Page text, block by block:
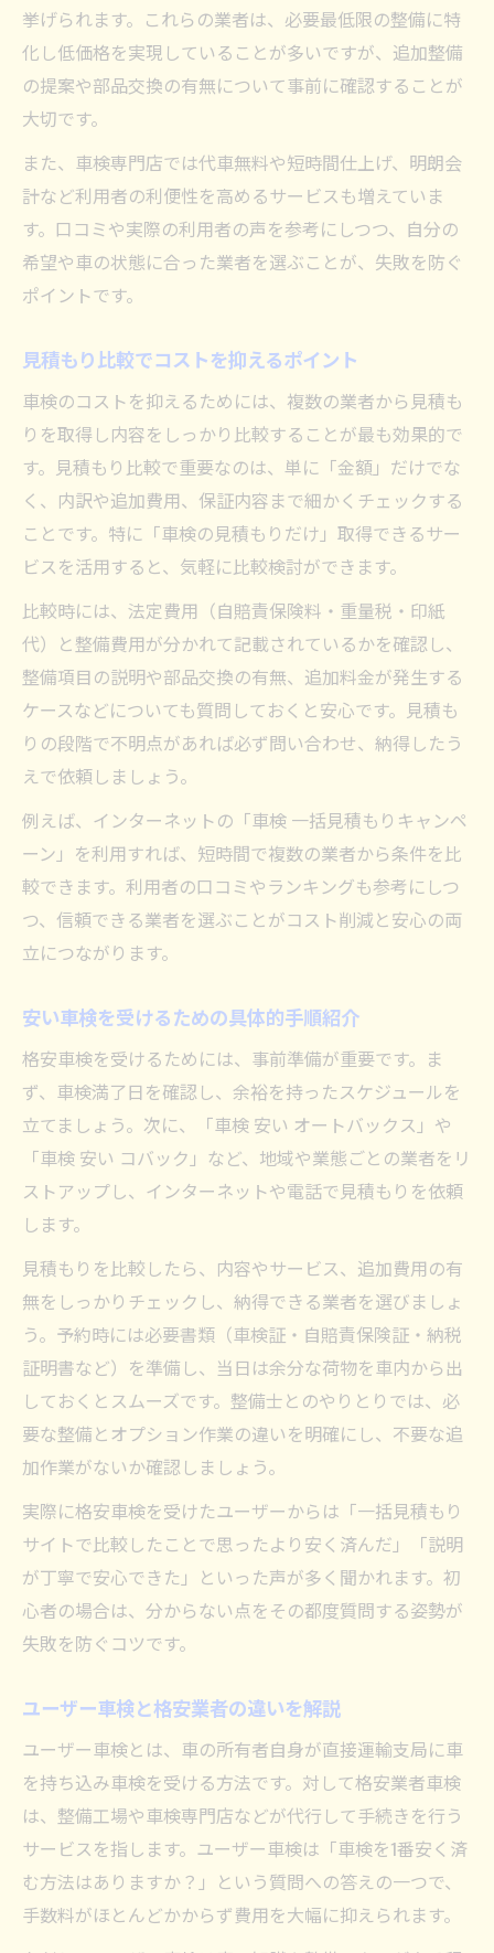
挙げられます。これらの業者は、必要最低限の整備に特
化し低価格を実現していることが多いですが、追加整備
の提案や部品交換の有無について事前に確認することが
大切です。
また、車検専門店では代車無料や短時間仕上げ、明朗会
計など利用者の利便性を高めるサービスも増えていま
す。口コミや実際の利用者の声を参考にしつつ、自分の
希望や車の状態に合った業者を選ぶことが、失敗を防ぐ
ポイントです。
見積もり比較でコストを抑えるポイント
車検のコストを抑えるためには、複数の業者から見積も
りを取得し内容をしっかり比較することが最も効果的で
す。見積もり比較で重要なのは、単に「金額」だけでな
く、内訳や追加費用、保証内容まで細かくチェックする
ことです。特に「車検の見積もりだけ」取得できるサー
ビスを活用すると、気軽に比較検討ができます。
比較時には、法定費用（自賠責保険料・重量税・印紙
代）と整備費用が分かれて記載されているかを確認し、
整備項目の説明や部品交換の有無、追加料金が発生する
ケースなどについても質問しておくと安心です。見積も
りの段階で不明点があれば必ず問い合わせ、納得したう
えで依頼しましょう。
例えば、インターネットの「車検 一括見積もりキャンペ
ーン」を利用すれば、短時間で複数の業者から条件を比
較できます。利用者の口コミやランキングも参考にしつ
つ、信頼できる業者を選ぶことがコスト削減と安心の両
立につながります。
安い車検を受けるための具体的手順紹介
格安車検を受けるためには、事前準備が重要です。ま
ず、車検満了日を確認し、余裕を持ったスケジュールを
立てましょう。次に、「車検 安い オートバックス」や
「車検 安い コバック」など、地域や業態ごとの業者をリ
ストアップし、インターネットや電話で見積もりを依頼
します。
見積もりを比較したら、内容やサービス、追加費用の有
無をしっかりチェックし、納得できる業者を選びましょ
う。予約時には必要書類（車検証・自賠責保険証・納税
証明書など）を準備し、当日は余分な荷物を車内から出
しておくとスムーズです。整備士とのやりとりでは、必
要な整備とオプション作業の違いを明確にし、不要な追
加作業がないか確認しましょう。
実際に格安車検を受けたユーザーからは「一括見積もり
サイトで比較したことで思ったより安く済んだ」「説明
が丁寧で安心できた」といった声が多く聞かれます。初
心者の場合は、分からない点をその都度質問する姿勢が
失敗を防ぐコツです。
ユーザー車検と格安業者の違いを解説
ユーザー車検とは、車の所有者自身が直接運輸支局に車
を持ち込み車検を受ける方法です。対して格安業者車検
は、整備工場や車検専門店などが代行して手続きを行う
サービスを指します。ユーザー車検は「車検を1番安く済
む方法はありますか？」という質問への答えの一つで、
手数料がほとんどかからず費用を大幅に抑えられます。